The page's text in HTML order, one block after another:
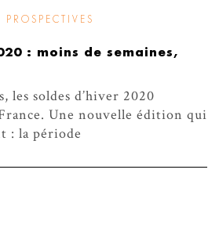
PROSPECTIVES
: moins de semaines,
les soldes d’hiver 2020
Une nouvelle édition qui
: la période